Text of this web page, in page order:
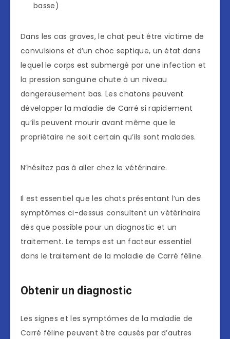
basse)
Dans les cas graves, le chat peut être victime de
convulsions et d’un choc septique, un état dans
lequel le corps est submergé par une infection et
la pression sanguine chute à un niveau
dangereusement bas. Les chatons peuvent
développer la maladie de Carré si rapidement
qu’ils peuvent mourir avant même que le
propriétaire ne soit certain qu’ils sont malades.
N’hésitez pas à aller chez le vétérinaire.
Il est essentiel que les chats présentant l’un des
symptômes ci-dessus consultent un vétérinaire
dès que possible pour un diagnostic et un
traitement. Le temps est un facteur essentiel
dans le traitement de la maladie de Carré féline.
Obtenir un diagnostic
Les signes et les symptômes de la maladie de
Carré féline peuvent être causés par d’autres